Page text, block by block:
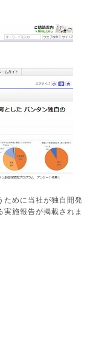
ために当社が独自開発
施報告が掲載されま